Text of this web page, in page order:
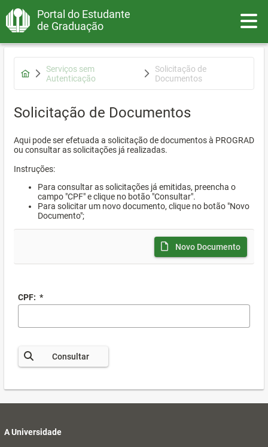
Portal do Estudante
de Graduação
Serviços sem
Autenticação
Solicitação de
Documentos
Solicitação de Documentos
Aqui pode ser efetuada a solicitação de documentos à PROGRAD
ou consultar as solicitações já realizadas.
Instruções:
Para consultar as solicitações já emitidas, preencha o
campo "CPF" e clique no botão "Consultar".
Para solicitar um novo documento, clique no botão "Novo
Documento";
Novo Documento
CPF: *
Consultar
A Universidade